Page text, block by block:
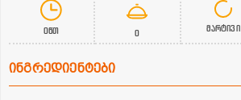
0წთ 0 მარტივი
ინგრედიენტები